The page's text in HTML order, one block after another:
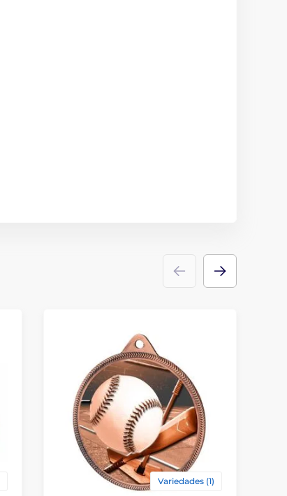
Variedades (1)